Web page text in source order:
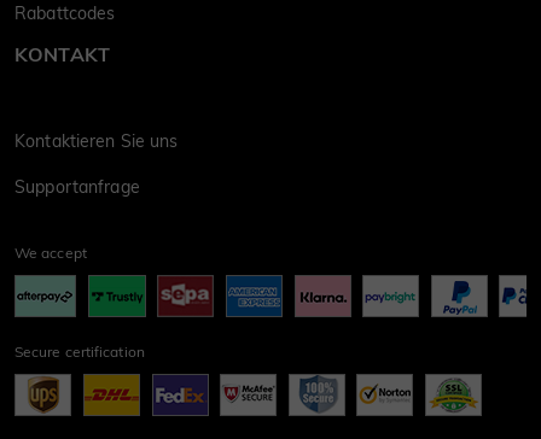
Rabattcodes
KONTAKT
Kontaktieren Sie uns
Supportanfrage
We accept
Secure certification